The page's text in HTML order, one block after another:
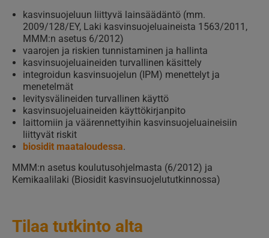
kasvinsuojeluun liittyvä lainsäädäntö (mm.
2009/128/EY, Laki kasvinsuojeluaineista 1563/2011,
MMM:n asetus 6/2012)
vaarojen ja riskien tunnistaminen ja hallinta
kasvinsuojeluaineiden turvallinen käsittely
integroidun kasvinsuojelun (IPM) menettelyt ja
menetelmät
levitysvälineiden turvallinen käyttö
kasvinsuojeluaineiden käyttökirjanpito
laittomiin ja väärennettyihin kasvinsuojeluaineisiin
liittyvät riskit
biosidit maataloudessa.
MMM:n asetus koulutusohjelmasta (6/2012) ja
Kemikaalilaki (Biosidit kasvinsuojelututkinnossa)
Tilaa tutkinto alta